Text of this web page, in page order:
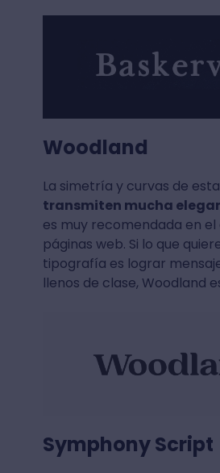
Woodland
La simetría y curvas de
transmiten mucha
es muy recomendada en el
páginas web. Si lo que
tipografía es lograr
llenos de clase, Woodland
Symphony Script